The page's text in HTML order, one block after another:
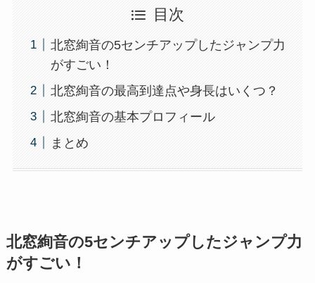
目次
北窓絢音の5センチアップしたジャンプ力
がすごい！
北窓絢音の最高到達点や身長はいくつ？
北窓絢音の基本プロフィール
まとめ
北窓絢音の5センチアップしたジャンプ力
がすごい！